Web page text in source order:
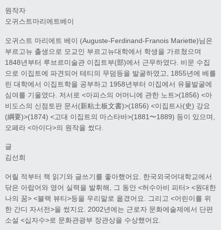
원작자
오귀스트마리에트베이
오귀스트 마리에트 베이 (Auguste-Ferdinand-Franois Mariette)님은
부르고뉴 출생으로 모교인 부르고뉴대학에서 학생을 가르쳤으며
1848년부터 루브르미술관 이집트부(部)에서 근무하였다. 비문 수집
으로 이집트에 파견되어 테티의 무덤등을 발굴하였고, 1855년에 베를
린 대학에서 이집트학을 공부하고 1958년부터 이집에서 유물발굴에
심여를 기울였다. 저서로 <아피스의 어머니에 관한 노트>(1856) <아
비도스의 신점토판 문서(新粘土板文書)>(1856) <이집트사(史) 강요
(綱要)>(1874) <고대 이집트의 마스타바>(1881〜1889) 등이 있으며,
오페라 <아이다>의 원작을 썼다.
글
김선희
어릴 적부터 책 읽기와 글쓰기를 좋아했어요. 한국외국어대학교에서
닦은 아랍어와 영어 실력을 발휘해, 그 동안 <허수아비 피터> <원대한
나의 꿈> <블랙 뷰티>등을 우리말로 옮겼어요. 그리고 <어린이를 위
한 간디 자서전>을 썼지요. 2002년에는 근로자 문화에술제에서 단편
소설 <십자수>로 문화관광부 장관상을 수상했어요.